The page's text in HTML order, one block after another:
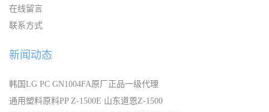
在线留言
联系方式
新闻动态
韩国LG PC GN1004FA原厂正品一级代理
通用塑料原料PP Z-1500E 山东道恩Z-1500